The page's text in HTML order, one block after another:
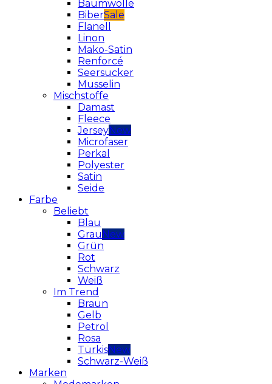
Baumwolle
Biber
Flanell
Linon
Mako-Satin
Renforcé
Seersucker
Musselin
Mischstoffe
Damast
Fleece
Jersey
Microfaser
Perkal
Polyester
Satin
Seide
Farbe
Beliebt
Blau
Grau
Grün
Rot
Schwarz
Weiß
Im Trend
Braun
Gelb
Petrol
Rosa
Türkis
Schwarz-Weiß
Marken